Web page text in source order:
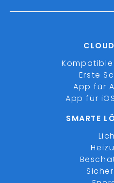
Erste
App für
App für
SMARTE